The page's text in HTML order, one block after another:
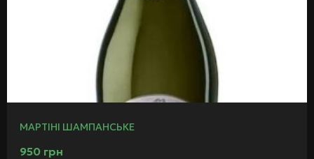
МАРТІНІ ШАМПАНСЬКЕ
950 грн